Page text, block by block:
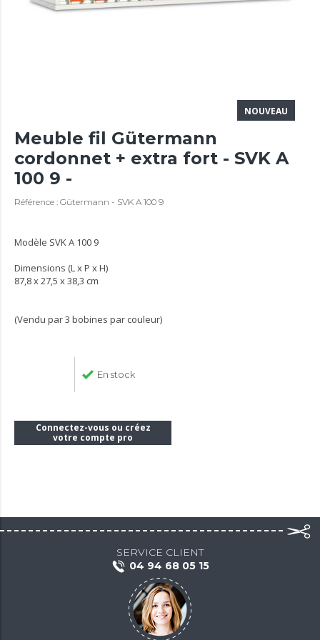
NOUVEAU
Meuble fil Gütermann
cordonnet + extra fort - SVK A
100 9 -
Référence : Gütermann - SVK A 100 9
Modèle SVK A 100 9
Dimensions (L x P x H)
87,8 x 27,5 x 38,3 cm
(Vendu par 3 bobines par couleur)
En stock
Connectez-vous ou créez
votre compte pro
SERVICE CLIENT
04 94 68 05 15